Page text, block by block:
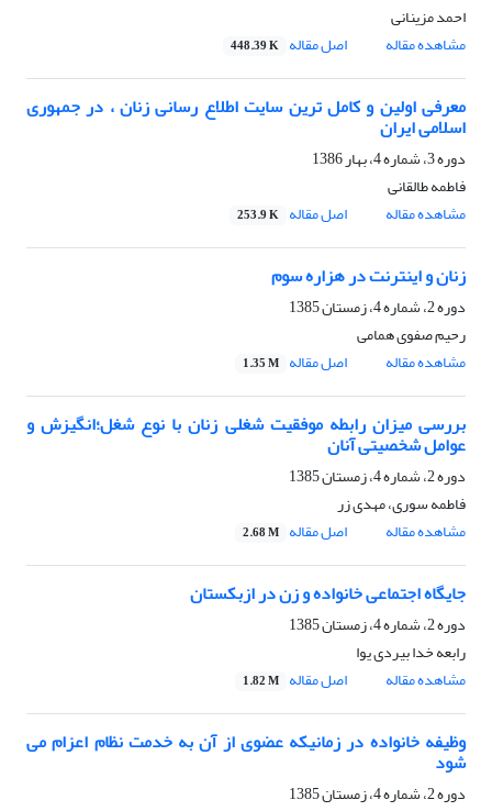
احمد مزینانی
مشاهده مقاله
اصل مقاله 448.39 K
معرفی اولین و کامل ترین سایت اطلاع رسانی زنان ، در جمهوری
اسلامی ایران
دوره 3، شماره 4، بهار 1386
فاطمه طالقانی
مشاهده مقاله
اصل مقاله 253.9 K
زنان و اینترنت در هزاره سوم
دوره 2، شماره 4، زمستان 1385
رحیم صفوی همامی
مشاهده مقاله
اصل مقاله 1.35 M
بررسی میزان رابطه موفقیت شغلی زنان با نوع شغل؛انگیزش و
عوامل شخصیتی آنان
دوره 2، شماره 4، زمستان 1385
فاطمه سوری، مهدی زر
مشاهده مقاله
اصل مقاله 2.68 M
جایگاه اجتماعی خانواده و زن در ازبکستان
دوره 2، شماره 4، زمستان 1385
رابعه خدا بیردی یوا
مشاهده مقاله
اصل مقاله 1.82 M
وظیفه خانواده در زمانیکه عضوی از آن به خدمت نظام اعزام می
شود
دوره 2، شماره 4، زمستان 1385